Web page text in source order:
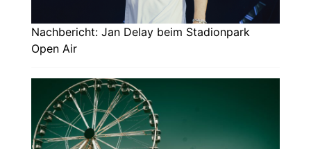
Nachbericht: Jan Delay beim Stadionpark
Open Air